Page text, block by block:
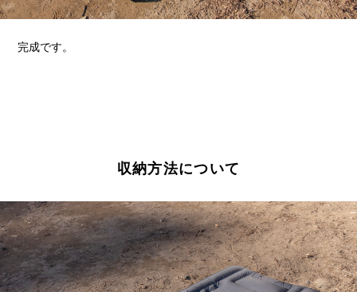
完成です。
収納方法について